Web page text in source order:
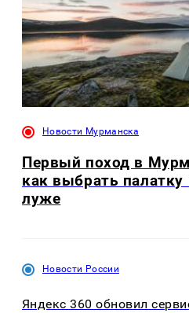
Новости Мурманска
Первый поход в
как выбрать палатку
луже
Новости России
Яндекс 360 обновил